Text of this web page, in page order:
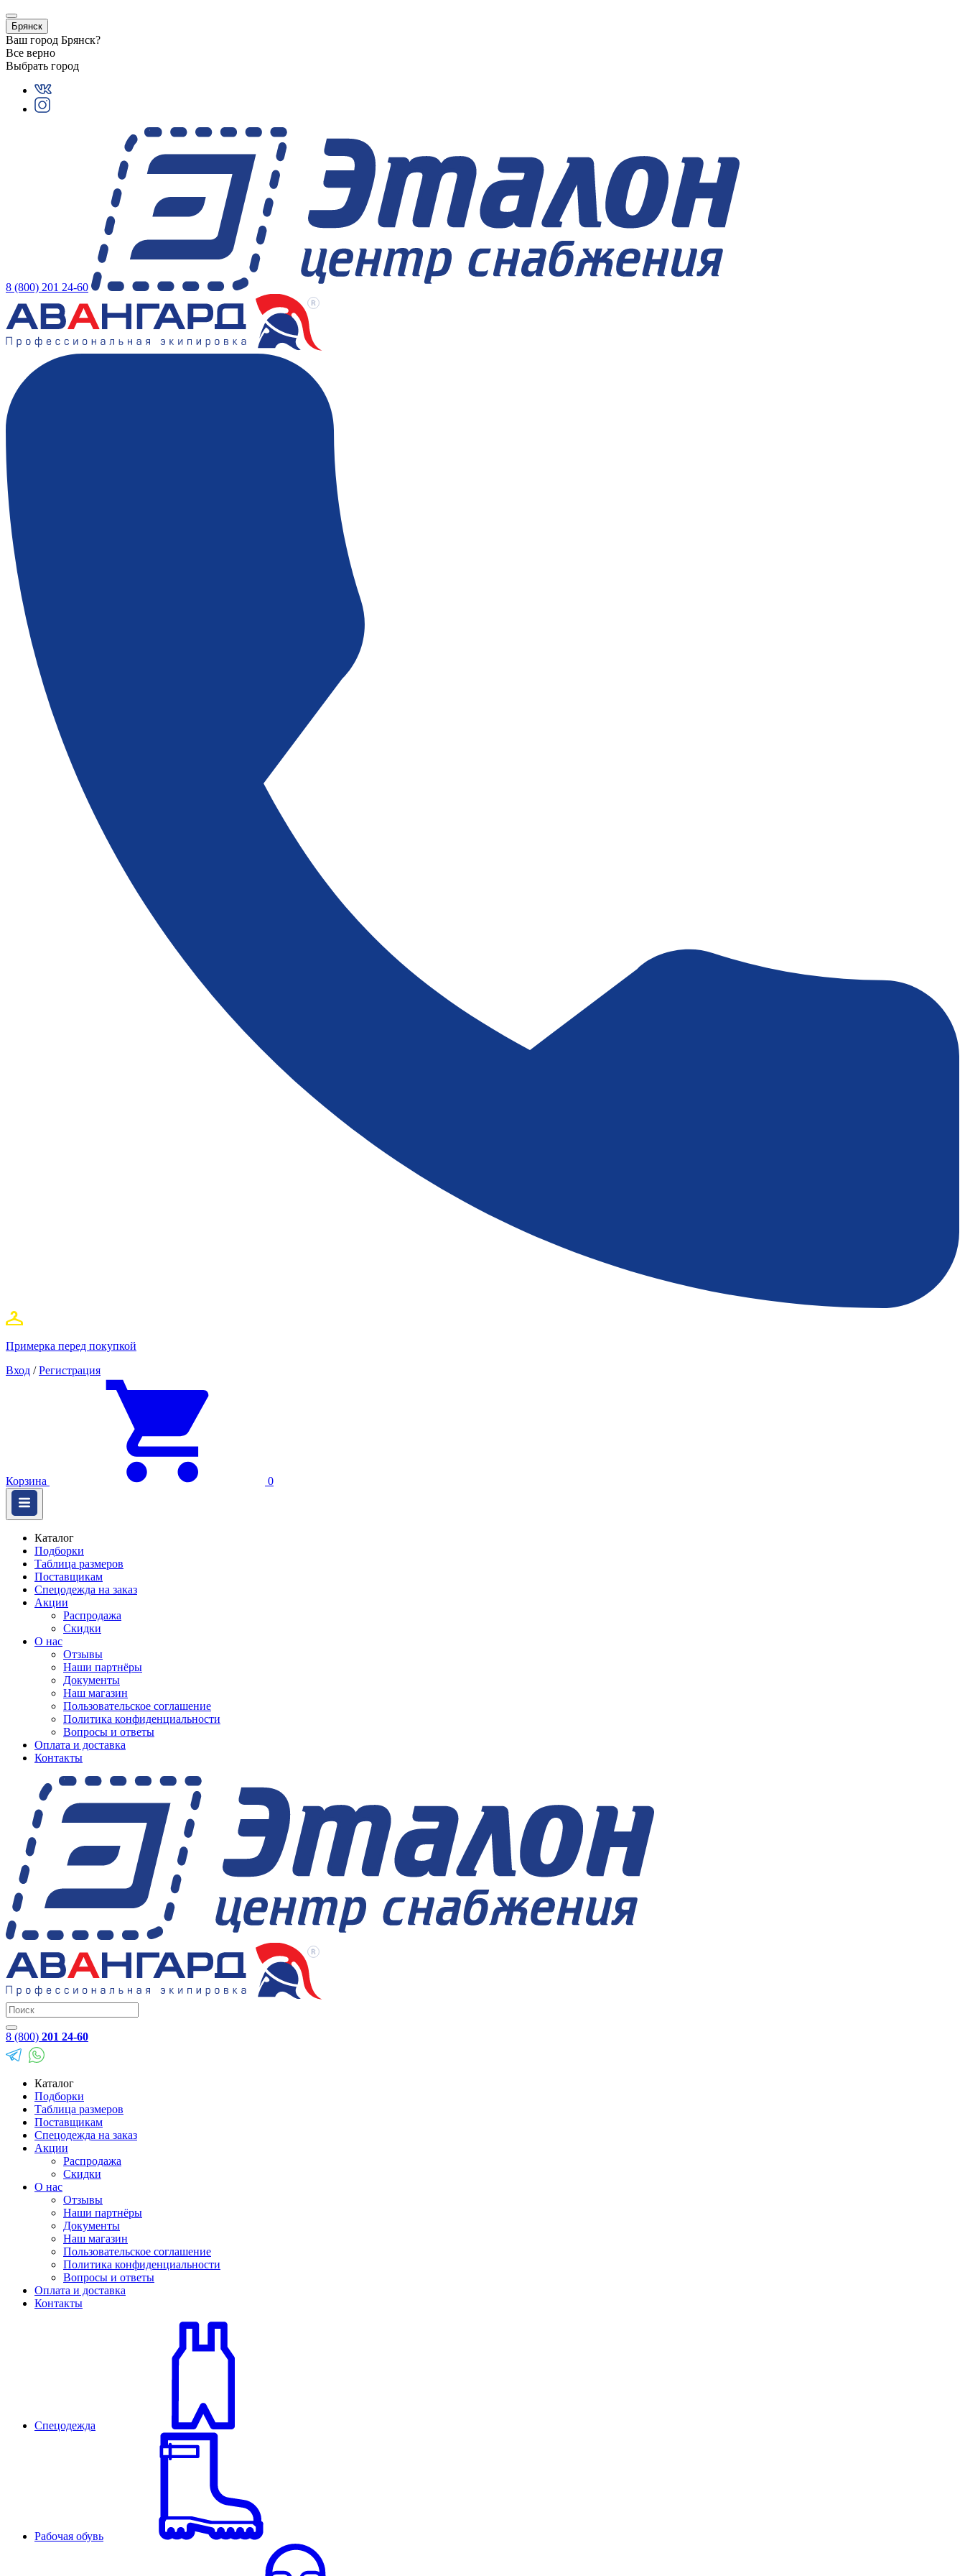
Брянск
Ваш город Брянск?
Все верно
Выбрать город
8 (800) 201 24-60
Примерка перед покупкой
Вход / Регистрация
Корзина 0
Каталог
Подборки
Таблица размеров
Поставщикам
Спецодежда на заказ
Акции
Распродажа
Скидки
О нас
Отзывы
Наши партнёры
Документы
Наш магазин
Пользовательское соглашение
Политика конфиденциальности
Вопросы и ответы
Оплата и доставка
Контакты
8 (800) 201 24-60
Каталог
Подборки
Таблица размеров
Поставщикам
Спецодежда на заказ
Акции
Распродажа
Скидки
О нас
Отзывы
Наши партнёры
Документы
Наш магазин
Пользовательское соглашение
Политика конфиденциальности
Вопросы и ответы
Оплата и доставка
Контакты
Спецодежда
Рабочая обувь